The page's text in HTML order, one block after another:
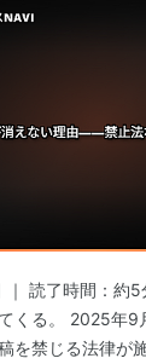
読了時間：約5
くる。 2025年9
を禁じる法律が